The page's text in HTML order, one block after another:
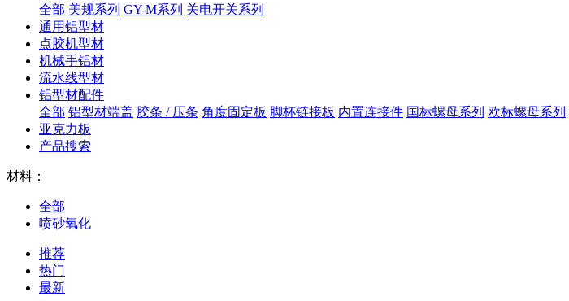
全部 美规系列 GY-M系列 关电开关系列
通用铝型材
点胶机型材
机械手铝材
流水线型材
铝型材配件
全部 铝型材端盖 胶条 / 压条 角度固定板 脚杯链接板 内置连接件 国标螺母系列 欧标螺母系列
亚克力板
产品搜索
材料：
全部
喷砂氧化
推荐
热门
最新